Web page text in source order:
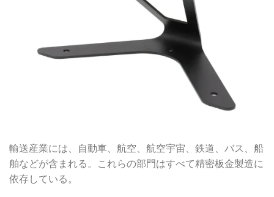
輸送産業には、自動車、航空、航空宇宙、鉄道、バス、船
舶などが含まれる。これらの部門はすべて精密板金製造に
依存している。